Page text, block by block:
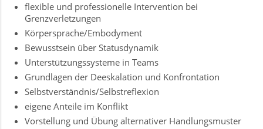
flexible und professionelle Intervention bei
Grenzverletzungen
Körpersprache/Embodyment
Bewusstsein über Statusdynamik
Unterstützungssysteme in Teams
Grundlagen der Deeskalation und Konfrontation
Selbstverständnis/Selbstreflexion
eigene Anteile im Konflikt
Vorstellung und Übung alternativer Handlungsmuster